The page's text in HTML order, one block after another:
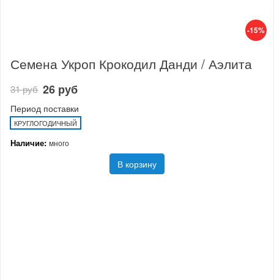
-15%
Семена Укроп Крокодил Данди / Аэлита
31 руб 26 руб
Период поставки
КРУГЛОГОДИЧНЫЙ
Наличие: много
В корзину